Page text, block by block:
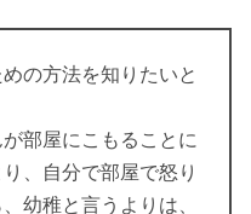
の方法を知りたいと
部屋にこもることに
、自分で部屋で怒り
幼稚と言うよりは、